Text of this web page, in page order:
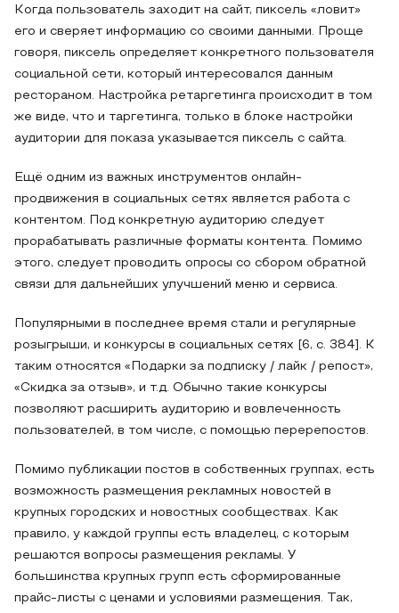
Когда пользователь заходит на сайт, пиксель «ловит»
его и сверяет информацию со своими данными. Проще
говоря, пиксель определяет конкретного пользователя
социальной сети, который интересовался данным
рестораном. Настройка ретаргетинга происходит в том
же виде, что и таргетинга, только в блоке настройки
аудитории для показа указывается пиксель с сайта.
Ещё одним из важных инструментов онлайн-
продвижения в социальных сетях является работа с
контентом. Под конкретную аудиторию следует
прорабатывать различные форматы контента. Помимо
этого, следует проводить опросы со сбором обратной
связи для дальнейших улучшений меню и сервиса.
Популярными в последнее время стали и регулярные
розыгрыши, и конкурсы в социальных сетях [6, с. 384]. К
таким относятся «Подарки за подписку / лайк / репост»,
«Скидка за отзыв», и т.д. Обычно такие конкурсы
позволяют расширить аудиторию и вовлеченность
пользователей, в том числе, с помощью перерепостов.
Помимо публикации постов в собственных группах, есть
возможность размещения рекламных новостей в
крупных городских и новостных сообществах. Как
правило, у каждой группы есть владелец, с которым
решаются вопросы размещения рекламы. У
большинства крупных групп есть сформированные
прайс-листы с ценами и условиями размещения. Так,